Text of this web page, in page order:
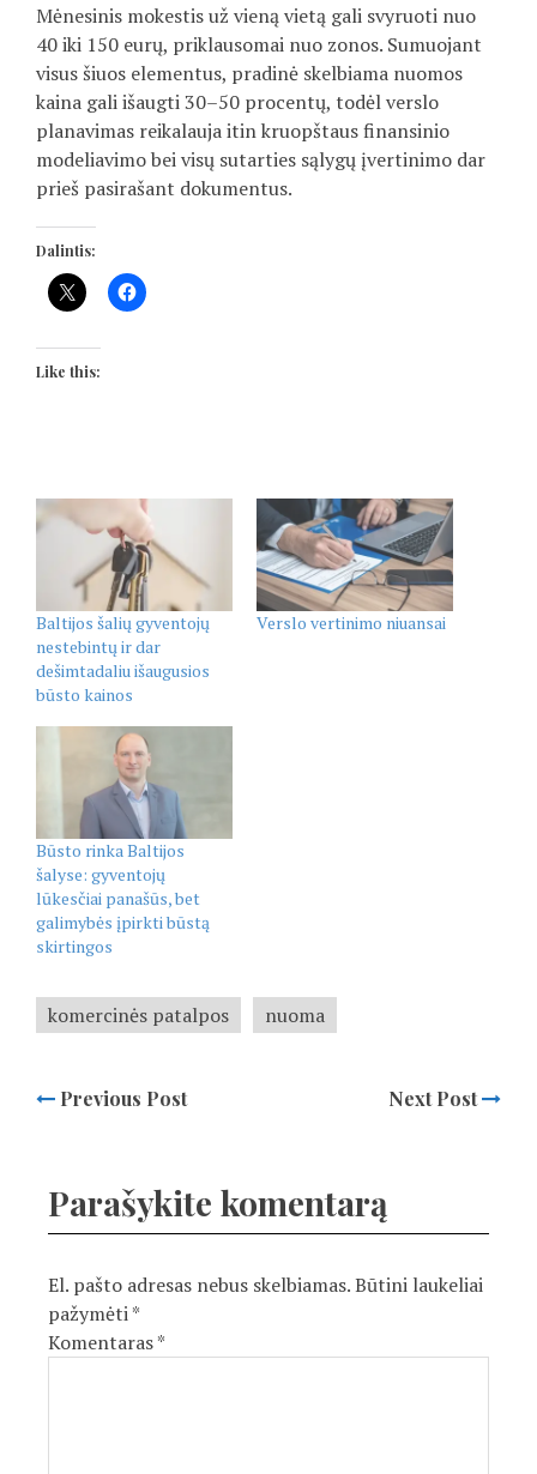
Mėnesinis mokestis už vieną vietą gali svyruoti nuo
40 iki 150 eurų, priklausomai nuo zonos. Sumuojant
visus šiuos elementus, pradinė skelbiama nuomos
kaina gali išaugti 30–50 procentų, todėl verslo
planavimas reikalauja itin kruopštaus finansinio
modeliavimo bei visų sutarties sąlygų įvertinimo dar
prieš pasirašant dokumentus.
Dalintis:
Like this:
Baltijos šalių gyventojų
nestebintų ir dar
dešimtadaliu išaugusios
būsto kainos
Verslo vertinimo niuansai
Būsto rinka Baltijos
šalyse: gyventojų
lūkesčiai panašūs, bet
galimybės įpirkti būstą
skirtingos
komercinės patalpos nuoma
Previous Post Next Post
Parašykite komentarą
El. pašto adresas nebus skelbiamas.Būtini laukeliai
pažymėti*
Komentaras*